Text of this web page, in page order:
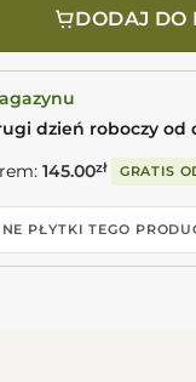
DODAJ DO
dzień roboczy od
145.00zł GRATIS
PŁYTKI TEGO